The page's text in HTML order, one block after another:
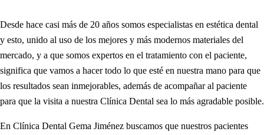
Desde hace casi más de 20 años somos especialistas en estética dental
y esto, unido al uso de los mejores y más modernos materiales del
mercado, y a que somos expertos en el tratamiento con el paciente,
significa que vamos a hacer todo lo que esté en nuestra mano para que
los resultados sean inmejorables, además de acompañar al paciente
para que la visita a nuestra Clínica Dental sea lo más agradable posible.
En Clínica Dental Gema Jiménez buscamos que nuestros pacientes